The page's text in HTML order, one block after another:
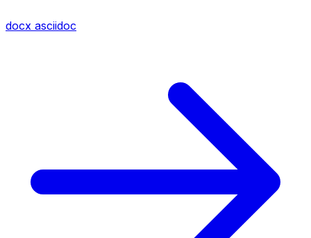
docx asciidoc